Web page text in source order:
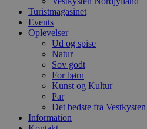
Turistmagasinet
Events
Oplevelser
Ud og spise
Natur
Sov godt
For børn
Kunst og Kultur
Par
Det bedste fra Vestkysten
Information